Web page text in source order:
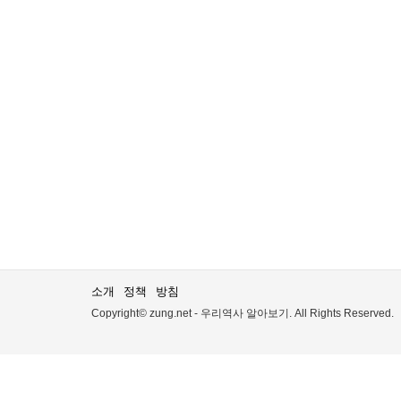
소개 정책 방침
Copyright© zung.net - 우리역사 알아보기. All Rights Reserved.